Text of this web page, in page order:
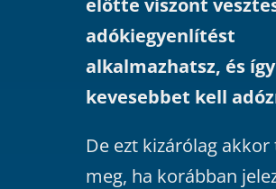
előtte viszont
adókiegyenlítést
alkalmazhatsz, és így
kevesebbet kell
De ezt kizárólag
meg, ha korábban